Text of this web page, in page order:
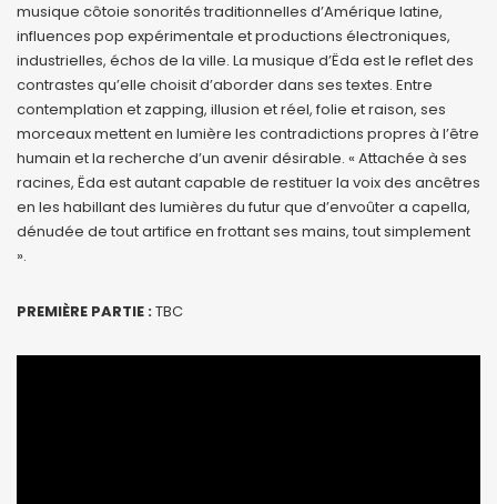
musique côtoie sonorités traditionnelles d’Amérique latine,
influences pop expérimentale et productions électroniques,
industrielles, échos de la ville. La musique d’Ëda est le reflet des
contrastes qu’elle choisit d’aborder dans ses textes. Entre
contemplation et zapping, illusion et réel, folie et raison, ses
morceaux mettent en lumière les contradictions propres à l’être
humain et la recherche d’un avenir désirable. « Attachée à ses
racines, Ëda est autant capable de restituer la voix des ancêtres
en les habillant des lumières du futur que d’envoûter a capella,
dénudée de tout artifice en frottant ses mains, tout simplement
».
PREMIÈRE PARTIE :TBC